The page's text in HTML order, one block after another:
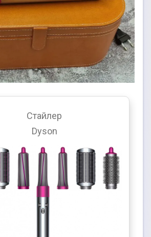
Стайлер
Dyson